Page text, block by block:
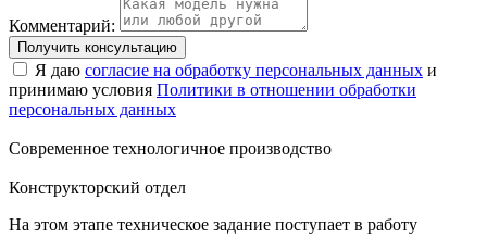
Комментарий:
Получить консультацию
Я даю согласие на обработку персональных данных и
принимаю условия Политики в отношении обработки
персональных данных
Современное технологичное производство
Конструкторский отдел
На этом этапе техническое задание поступает в работу